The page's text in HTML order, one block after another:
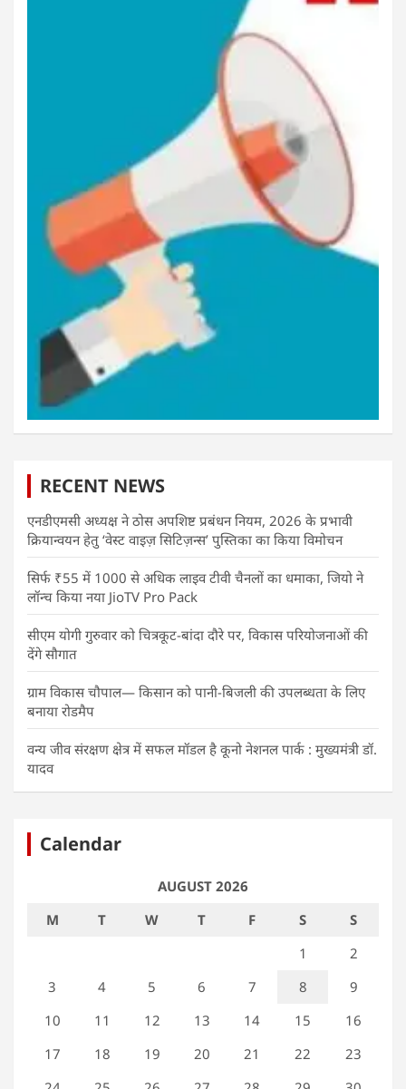
RECENT NEWS
एनडीएमसी अध्यक्ष ने ठोस अपशिष्ट प्रबंधन नियम, 2026 के प्रभावी
क्रियान्वयन हेतु ‘वेस्ट वाइज़ सिटिज़न्स’ पुस्तिका का किया विमोचन
सिर्फ ₹55 में 1000 से अधिक लाइव टीवी चैनलों का धमाका, जियो ने
लॉन्च किया नया JioTV Pro Pack
सीएम योगी गुरुवार को चित्रकूट-बांदा दौरे पर, विकास परियोजनाओं की
देंगे सौगात
ग्राम विकास चौपाल— किसान को पानी-बिजली की उपलब्धता के लिए
बनाया रोडमैप
वन्य जीव संरक्षण क्षेत्र में सफल मॉडल है कूनो नेशनल पार्क : मुख्यमंत्री डॉ.
यादव
Calendar
AUGUST 2026
M
T W T F S
S
1
2
3
4 5 6 7 8
9
10
11 12 13 14 15
16
17
18 19 20 21 22
23